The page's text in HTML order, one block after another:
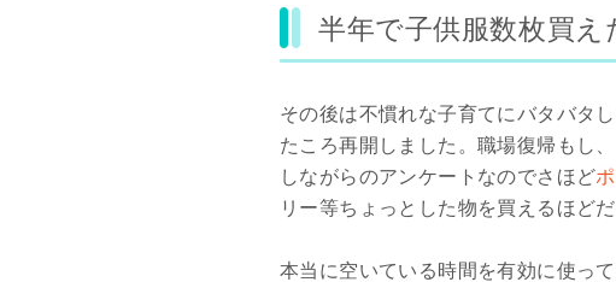
半年で子供服数枚買え
その後は不慣れな子育てにバタバタ
たころ再開しました。職場復帰もし
しながらのアンケートなのでさほど
リー等ちょっとした物を買えるほど
本当に空いている時間を有効に使っ